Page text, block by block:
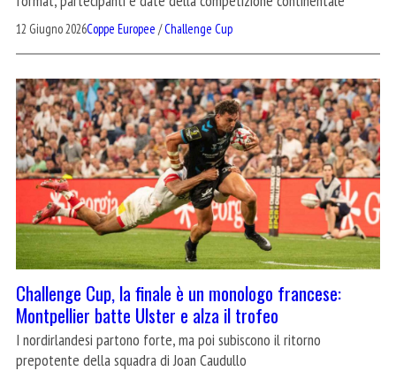
12 Giugno 2026Coppe Europee /Challenge Cup
Challenge Cup, la finale è un monologo francese:
Montpellier batte Ulster e alza il trofeo
I nordirlandesi partono forte, ma poi subiscono il ritorno
prepotente della squadra di Joan Caudullo